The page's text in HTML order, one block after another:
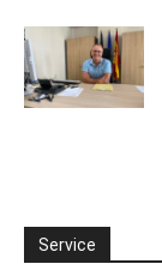
Service